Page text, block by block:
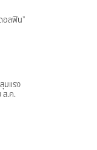
ลฟิน”
มแรง
ส.ค.